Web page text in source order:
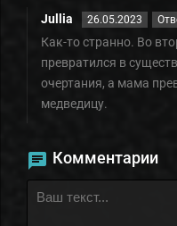
Jullia 26.05.2023
Как-то странно. Во
превратился в
очертания, а мама
медведицу.
Комментарии